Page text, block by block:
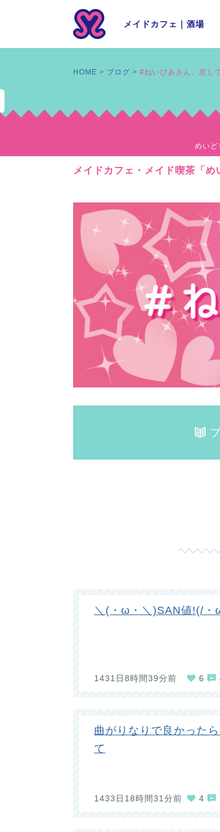
メイドカフェ ｜ 酒場
めいど
メイドカフェ・メイド喫茶「
HOME ブログ #ねいぴあさん、息し
＼(・ω・＼)SAN値!(/・
1431日8時間39分前 6
曲がりなりで良かった
て
1433日18時間31分前 4